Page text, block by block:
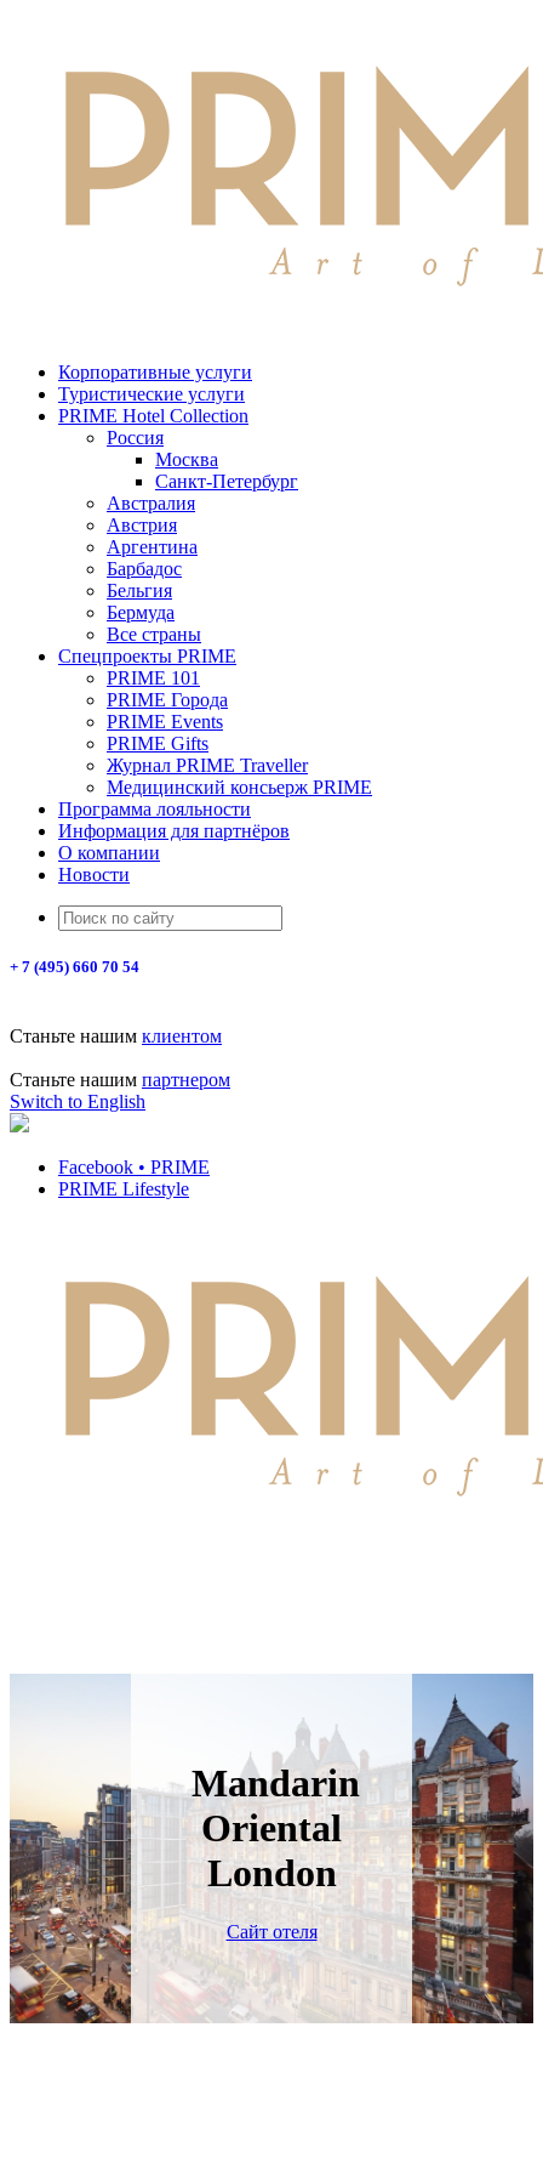
Корпоративные услуги
Туристические услуги
PRIME Hotel Collection
Россия
Москва
Санкт-Петербург
Австралия
Австрия
Аргентина
Барбадос
Бельгия
Бермуда
Все страны
Спецпроекты PRIME
PRIME 101
PRIME Города
PRIME Events
PRIME Gifts
Журнал PRIME Traveller
Медицинский консьерж PRIME
Программа лояльности
Информация для партнёров
О компании
Новости
+ 7 (495) 660 70 54
Станьте нашим клиентом
Станьте нашим партнером
Switch to English
Facebook • PRIME
PRIME Lifestyle
Mandarin
Oriental
London
Сайт отеля